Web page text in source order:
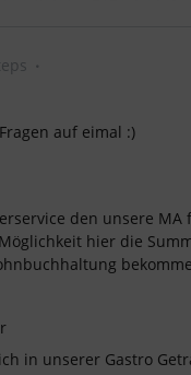
auf eimal :)
den unsere
hier die
in unserer Gastro